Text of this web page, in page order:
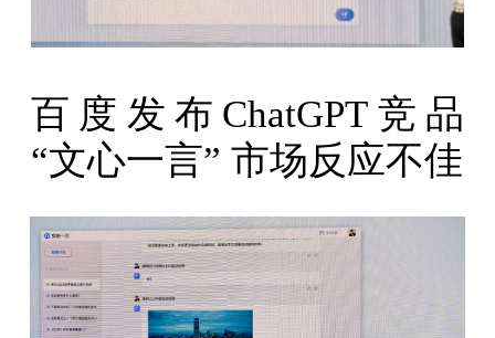
百度发布ChatGPT竞品
“文心一言” 市场反应不佳